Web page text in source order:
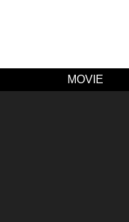
MOVIE